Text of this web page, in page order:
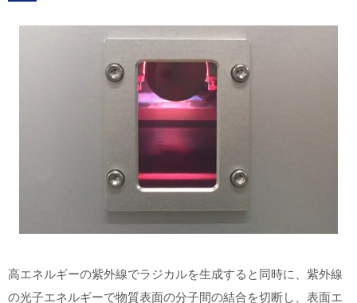
高エネルギーの紫外線でラジカルを生成すると同時に、紫外線
の光子エネルギーで物質表面の分子間の結合を切断し、表面エ